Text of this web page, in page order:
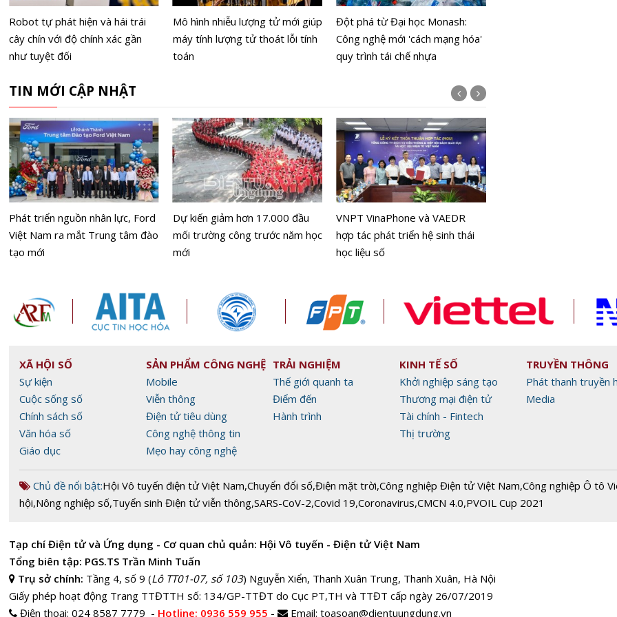
Robot tự phát hiện và hái trái
cây chín với độ chính xác gần
như tuyệt đối
Mô hình nhiễu lượng tử mới giúp
máy tính lượng tử thoát lỗi tính
toán
Đột phá từ Đại học Monash:
Công nghệ mới 'cách mạng hóa'
quy trình tái chế nhựa
TIN MỚI CẬP NHẬT
Phát triển nguồn nhân lực, Ford
Việt Nam ra mắt Trung tâm đào
tạo mới
Dự kiến giảm hơn 17.000 đầu
mối trường công trước năm học
mới
VNPT VinaPhone và VAEDR
hợp tác phát triển hệ sinh thái
học liệu số
XÃ HỘI SỐ
Sự kiện
Cuộc sống số
Chính sách số
Văn hóa số
Giáo dục
SẢN PHẨM CÔNG NGHỆ
Mobile
Viễn thông
Điện tử tiêu dùng
Công nghệ thông tin
Mẹo hay công nghệ
TRẢI NGHIỆM
Thế giới quanh ta
Điểm đến
Hành trình
KINH TẾ SỐ
Khởi nghiệp sáng tạo
Thương mại điện tử
Tài chính - Fintech
Thị trường
TRUYỀN THÔNG
Phát thanh truyền
Media
Chủ đề nổi bật:Hội Vô tuyến điện tử Việt Nam,Chuyển đổi số,Điện mặt trời,Công nghiệp Điện tử Việt Nam,Công nghiệp Ô tô
hội,Nông nghiệp số,Tuyển sinh Điện tử viễn thông,SARS-CoV-2,Covid 19,Coronavirus,CMCN 4.0,PVOIL Cup 2021
Tạp chí Điện tử và Ứng dụng - Cơ quan chủ quản: Hội Vô tuyến - Điện tử Việt Nam
Tổng biên tập: PGS.TS Trần Minh Tuấn
Trụ sở chính: Tầng 4, số 9 (Lô TT01-07, số 103) Nguyễn Xiển, Thanh Xuân Trung, Thanh Xuân, Hà Nội
Giấy phép hoạt động Trang TTĐTTH số: 134/GP-TTĐT do Cục PT,TH và TTĐT cấp ngày 26/07/2019
Điện thoại: 024 8587 7779 - Hotline: 0936 559 955 - Email: toasoan@dientuungdung.vn